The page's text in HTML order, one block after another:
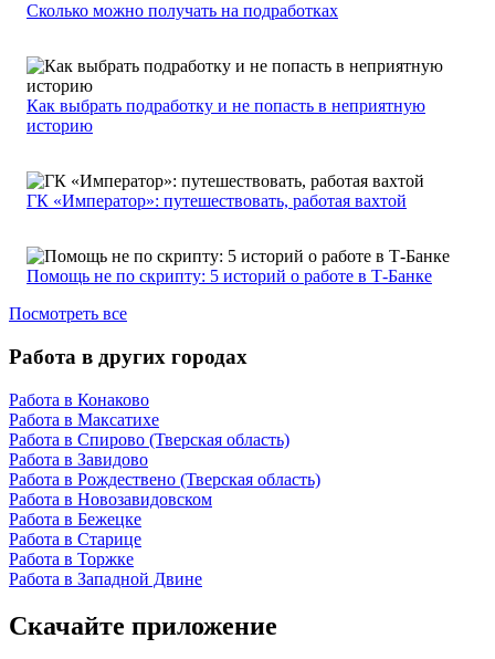
Сколько можно получать на подработках
Как выбрать подработку и не попасть в неприятную
историю
ГК «Император»: путешествовать, работая вахтой
Помощь не по скрипту: 5 историй о работе в Т-Банке
Посмотреть все
Работа в других городах
Работа в Конаково
Работа в Максатихе
Работа в Спирово (Тверская область)
Работа в Завидово
Работа в Рождествено (Тверская область)
Работа в Новозавидовском
Работа в Бежецке
Работа в Старице
Работа в Торжке
Работа в Западной Двине
Скачайте приложение